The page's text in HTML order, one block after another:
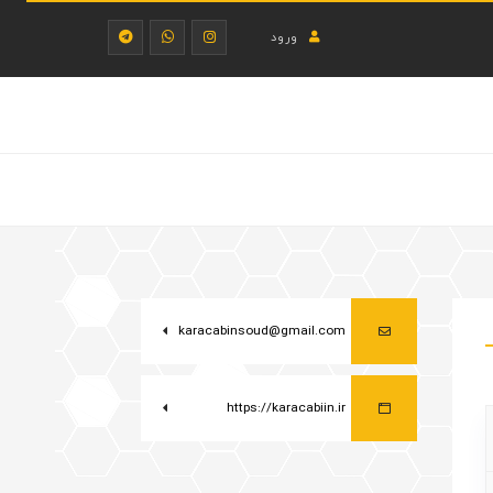
ورود
karacabinsoud@gmail.com
https://karacabiin.ir